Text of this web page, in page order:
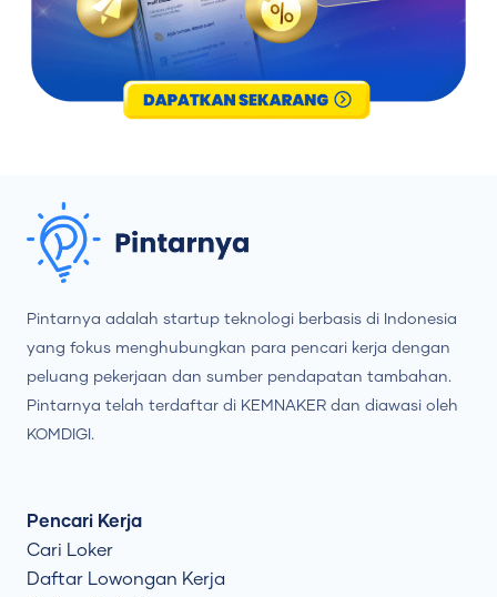
Pintarnya adalah startup teknologi berbasis di Indonesia
yang fokus menghubungkan para pencari kerja dengan
peluang pekerjaan dan sumber pendapatan tambahan.
Pintarnya telah terdaftar di KEMNAKER dan diawasi oleh
KOMDIGI.
Pencari Kerja
Cari Loker
Daftar Lowongan Kerja